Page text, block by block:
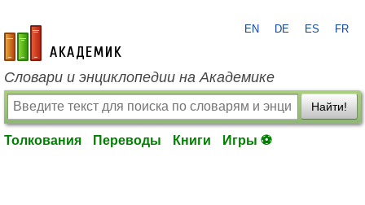
academic.ru
EN DE ES FR
Словари и энциклопедии на Академике
Найти!
Толкования Переводы Книги Игры ⚽